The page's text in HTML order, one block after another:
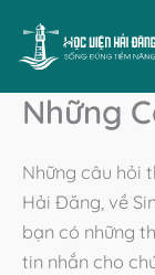
dungNhững
Những câu hỏi
Hải Đăng, về
bạn có những
tin nhắn cho